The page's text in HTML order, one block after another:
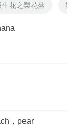
生花之梨花落 梨
，pear